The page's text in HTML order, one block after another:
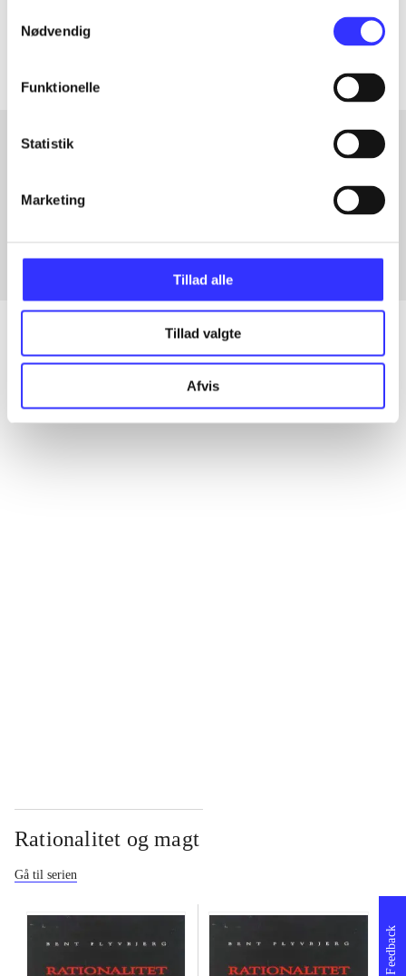
Nødvendig
Funktionelle
Statistik
Marketing
Tillad alle
Tillad valgte
Afvis
Artiklerne i
Fra
Alle registrerede artikler fordelt på udgivelser
Rationalitet og magt
Gå til serien
Feedback